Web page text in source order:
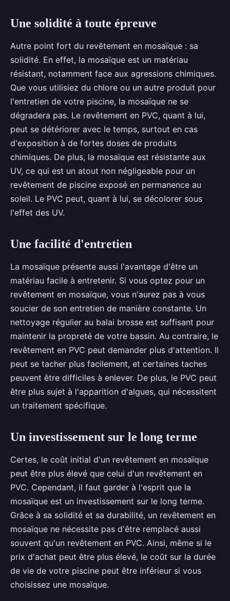
Une solidité à toute épreuve
Autre point fort du revêtement en mosaïque : sa
solidité. En effet, la mosaïque est un matériau
résistant, notamment face aux agressions chimiques.
Que vous utilisiez du chlore ou un autre produit pour
l'entretien de votre piscine, la mosaïque ne se
dégradera pas. Le revêtement en PVC, quant à lui,
peut se détériorer avec le temps, surtout en cas
d'exposition à de fortes doses de produits
chimiques. De plus, la mosaïque est résistante aux
UV, ce qui est un atout non négligeable pour un
revêtement de piscine exposé en permanence au
soleil. Le PVC peut, quant à lui, se décolorer sous
l'effet des UV.
Une facilité d'entretien
La mosaïque présente aussi l'avantage d'être un
matériau facile à entretenir. Si vous optez pour un
revêtement en mosaïque, vous n'aurez pas à vous
soucier de son entretien de manière constante. Un
nettoyage régulier au balai brosse est suffisant pour
maintenir la propreté de votre bassin. Au contraire, le
revêtement en PVC peut demander plus d'attention. Il
peut se tacher plus facilement, et certaines taches
peuvent être difficiles à enlever. De plus, le PVC peut
être plus sujet à l'apparition d'algues, qui nécessitent
un traitement spécifique.
Un investissement sur le long terme
Certes, le coût initial d'un revêtement en mosaïque
peut être plus élevé que celui d'un revêtement en
PVC. Cependant, il faut garder à l'esprit que la
mosaïque est un investissement sur le long terme.
Grâce à sa solidité et sa durabilité, un revêtement en
mosaïque ne nécessite pas d'être remplacé aussi
souvent qu'un revêtement en PVC. Ainsi, même si le
prix d'achat peut être plus élevé, le coût sur la durée
de vie de votre piscine peut être inférieur si vous
choisissez une mosaïque.